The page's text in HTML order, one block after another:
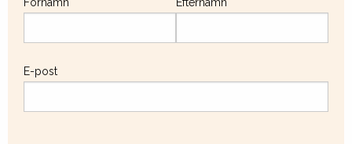
Förnamn Efternamn
E-post